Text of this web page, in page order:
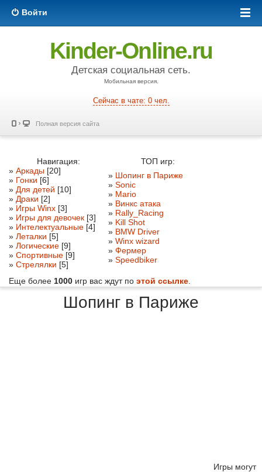
Войти
Kinder-Online.ru
Детская социальная сеть.
Мобильная версия.
Сейчас в чате: 0 чел.
Полная версия сайта
Навигация:
ТОП игр:
» Аркады [20]
» Гонки [6]
» Для детей [10]
» Драки [2]
» Игры Winx [3]
» Игры для девочек [3]
» Интелектуальные [4]
» Леталки [5]
» Логические [9]
» Спортивные [9]
» Стрелялки [5]
» Шопинг в Париже
» Sonic
» Mario
» Винкс атака
» Rally_Racing
» Kill Shot
» BMW Driver
» Winx wizard
» Фермер
» Speedbiker
Еще более 1000 игр вас ждут по этой ссылке
Шопинг в Париже
Игры могут